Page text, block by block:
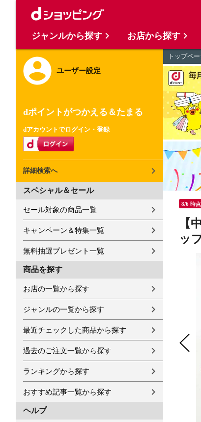
ユーザー設定
dポイントがつかえる＆たまる
dアカウントでログイン・登録
詳細検索へ
スペシャル＆セール
セール対象の商品一覧
キャンペーン＆特集一覧
無料抽選プレゼント一覧
商品を探す
お店の一覧から探す
ジャンルの一覧から探す
最近チェックした商品から探す
過去のご注文一覧から探す
ランキングから探す
おすすめ記事一覧から探す
ヘルプ
トップペ
8/6 時
【
ッ
ジャンルから探す お店から探す